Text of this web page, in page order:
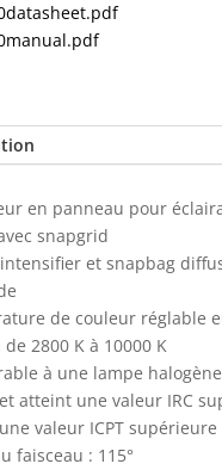
en panneau pour
snapgrid
et snapbag
de couleur réglable
2800 K à 10000 K
à une lampe
atteint une valeur IRC
valeur ICPT supérieure
faisceau : 115°